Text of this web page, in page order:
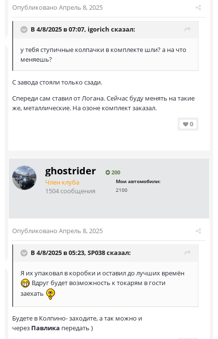
Опубликовано Апрель 8, 2025
В 4/8/2025 в 07:07, igorich сказал:
у тебя ступичные колпачки в комплекте шли? а на что
меняешь?
С завода стояли только сзади.
Спереди сам ставил от Логана. Сейчас буду менять на такие
же, металлические. На озоне комплект заказал.
0
ghostrider 200
Член клуба
1504 сообщения
Мои автомобили:
2100
Опубликовано Апрель 8, 2025
В 4/8/2025 в 05:23, SP038сказал:
Я их упаковал в коробки и оставил до лучших времён
Вдруг будет возможность к токарям в гости
заехать
Будете в Колпино- заходите, а так можно и
через Павлика передать )